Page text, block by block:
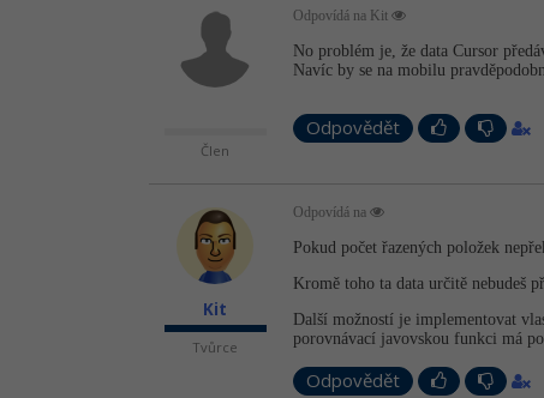
Člen
Odpovídá na Kit
No problém je, že data Cursor
Navíc by se na mobilu
Odpovědět
Kit
Tvůrce
Odpovídá na
Pokud počet řazených položek
Kromě toho ta data určitě nebudeš
Další možností je implementovat
porovnávací javovskou funkci má
Odpovědět